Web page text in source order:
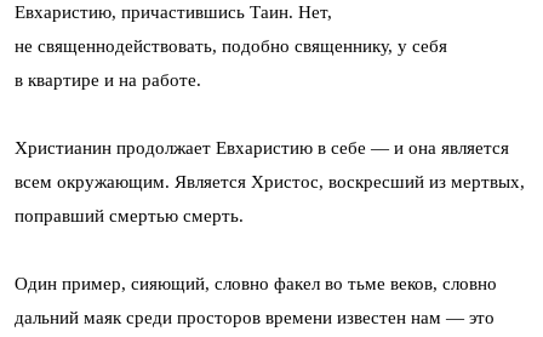
Евхаристию, причастившись Таин. Нет,
не священнодействовать, подобно священнику, у себя
в квартире и на работе.
Христианин продолжает Евхаристию в себе — и она является
всем окружающим. Является Христос, воскресший из мертвых,
поправший смертью смерть.
Один пример, сияющий, словно факел во тьме веков, словно
дальний маяк среди просторов времени известен нам — это